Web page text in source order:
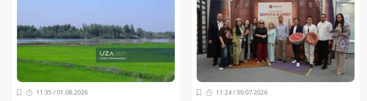
11:35 / 01.08.2026 11:24 / 30.07.2026